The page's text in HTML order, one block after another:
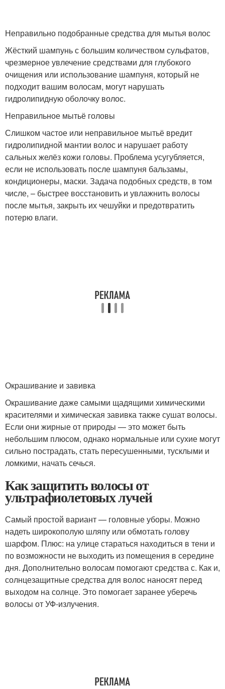
Неправильно подобранные средства для мытья волос
Жёсткий шампунь с большим количеством сульфатов,
чрезмерное увлечение средствами для глубокого
очищения или использование шампуня, который не
подходит вашим волосам, могут нарушать
гидролипидную оболочку волос.
Неправильное мытьё головы
Слишком частое или неправильное мытьё вредит
гидролипидной мантии волос и нарушает работу
сальных желёз кожи головы. Проблема усугубляется,
если не использовать после шампуня бальзамы,
кондиционеры, маски. Задача подобных средств, в том
числе, – быстрее восстановить и увлажнить волосы
после мытья, закрыть их чешуйки и предотвратить
потерю влаги.
Окрашивание и завивка
Окрашивание даже самыми щадящими химическими
красителями и химическая завивка также сушат волосы.
Если они жирные от природы — это может быть
небольшим плюсом, однако нормальные или сухие могут
сильно пострадать, стать пересушенными, тусклыми и
ломкими, начать сечься.
Как защитить волосы от
ультрафиолетовых лучей
Самый простой вариант — головные уборы. Можно
надеть широкополую шляпу или обмотать голову
шарфом. Плюс: на улице стараться находиться в тени и
по возможности не выходить из помещения в середине
дня. Дополнительно волосам помогают средства с. Как и,
солнцезащитные средства для волос наносят перед
выходом на солнце. Это помогает заранее уберечь
волосы от УФ-излучения.